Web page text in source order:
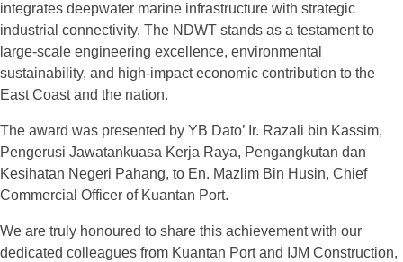
integrates deepwater marine infrastructure with strategic
industrial connectivity. The NDWT stands as a testament to
large-scale engineering excellence, environmental
sustainability, and high-impact economic contribution to the
East Coast and the nation.
The award was presented by YB Dato’ Ir. Razali bin Kassim,
Pengerusi Jawatankuasa Kerja Raya, Pengangkutan dan
Kesihatan Negeri Pahang, to En. Mazlim Bin Husin, Chief
Commercial Officer of Kuantan Port.
We are truly honoured to share this achievement with our
dedicated colleagues from Kuantan Port and IJM Construction,